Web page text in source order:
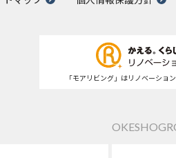
「モアリビング」はリノベーショ